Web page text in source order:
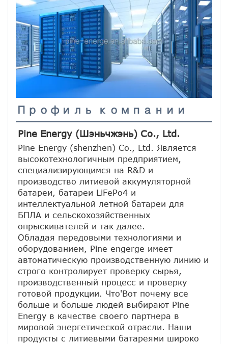
Профиль компании
Pine Energy (Шэньчжэнь) Co., Ltd.
Pine Energy (shenzhen) Co., Ltd. Является
высокотехнологичным предприятием,
специализирующимся на R&D и
производство литиевой аккумуляторной
батареи, батареи LiFePo4 и
интеллектуальной летной батареи для
БПЛА и сельскохозяйственных
опрыскивателей и так далее.
Обладая передовыми технологиями и
оборудованием, Pine engerge имеет
автоматическую производственную линию и
строго контролирует проверку сырья,
производственный процесс и проверку
готовой продукции. Что'Вот почему все
больше и больше людей выбирают Pine
Energy в качестве своего партнера в
мировой энергетической отрасли. Наши
продукты с литиевыми батареями широко